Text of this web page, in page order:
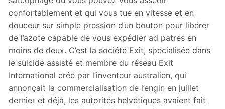
confortablement et qui vous tue en vitesse et en
douceur sur simple pression d’un bouton pour libérer
de l’azote capable de vous expédier ad patres en
moins de deux. C’est la société Exit, spécialisée dans
le suicide assisté et membre du réseau Exit
International créé par l’inventeur australien, qui
annonçait la commercialisation de l’engin en juillet
dernier et déjà, les autorités helvétiques avaient fait